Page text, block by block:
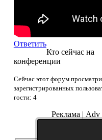
Ответить
Кто сейчас на
конференции
Сейчас этот форум
зарегистрированных
гости: 4
Реклама | Adv